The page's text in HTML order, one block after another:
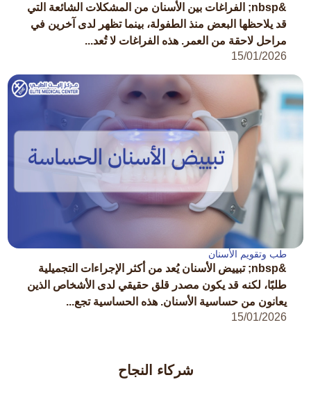
&nbsp; الفراغات بين الأسنان من المشكلات الشائعة التي
قد يلاحظها البعض منذ الطفولة، بينما تظهر لدى آخرين في
مراحل لاحقة من العمر. هذه الفراغات لا تُعد...
15/01/2026
طب وتقويم الأسنان
&nbsp; تبييض الأسنان يُعد من أكثر الإجراءات التجميلية
طلبًا، لكنه قد يكون مصدر قلق حقيقي لدى الأشخاص الذين
يعانون من حساسية الأسنان. هذه الحساسية تجع...
15/01/2026
شركاء النجاح